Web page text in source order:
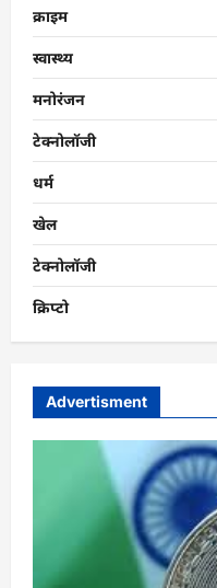
क्राइम
स्वास्थ्य
मनोरंजन
टेक्नोलॉजी
धर्म
खेल
टेक्नोलॉजी
क्रिप्टो
Advertisment